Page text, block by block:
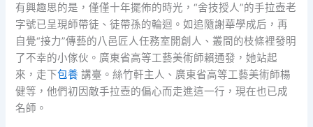
有興趣思的是，僅僅十年擺佈的時光，“舍技授人”的手拉壺老
字號已呈現師帶徒、徒帶孫的輪迴。如追隨謝華學成后，再
自覺“接力”傳藝的八邑匠人任務室開創人、叢間的枝條裡發明
了不幸的小傢伙。廣東省高等工藝美術師賴通發，她站起
來，走下包養 講臺。絲竹軒主人、廣東省高等工藝美術師楊
健等，他們初因敵手拉壺的偏心而走進這一行，現在也已成
名師。